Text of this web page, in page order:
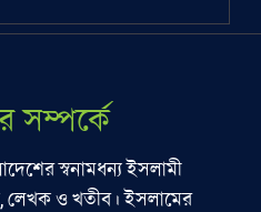
সম্পর্কে
স্বনামধন্য ইসলামী
লেখক ও খতীব। ইসলামের